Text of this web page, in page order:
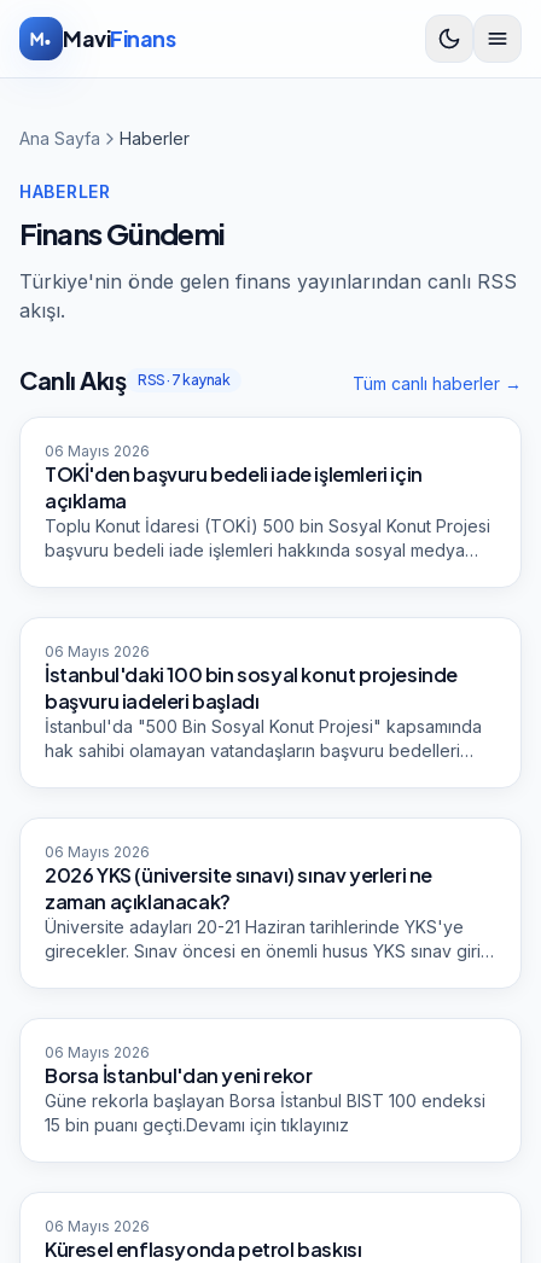
İçeriğe atla
MaviFinans
Ana Sayfa Haberler
HABERLER
Finans Gündemi
Türkiye'nin önde gelen finans yayınlarından canlı RSS
akışı.
Canlı Akış RSS · 7 kaynak Tüm canlı haberler →
Sabah Ekonomi
06 Mayıs 2026
TOKİ'den başvuru bedeli iade işlemleri için
açıklama
Toplu Konut İdaresi (TOKİ) 500 bin Sosyal Konut Projesi
başvuru bedeli iade işlemleri hakkında sosyal medya
Dünya Gazetesi
06 Mayıs 2026
İstanbul'daki 100 bin sosyal konut projesinde
başvuru iadeleri başladı
İstanbul'da "500 Bin Sosyal Konut Projesi" kapsamında
hak sahibi olamayan vatandaşların başvuru bedelleri
Dünya Gazetesi
06 Mayıs 2026
2026 YKS (üniversite sınavı) sınav yerleri ne
zaman açıklanacak?
Üniversite adayları 20-21 Haziran tarihlerinde YKS'ye
girecekler. Sınav öncesi en önemli husus YKS sınav giriş
açıklanacak" sorusunu yöneltiyor.
Sabah Ekonomi
06 Mayıs 2026
Borsa İstanbul'dan yeni rekor
Güne rekorla başlayan Borsa İstanbul BIST 100 endeksi
15 bin puanı geçti.Devamı için tıklayınız
TRT Haber Ekonomi
06 Mayıs 2026
Küresel enflasyonda petrol baskısı